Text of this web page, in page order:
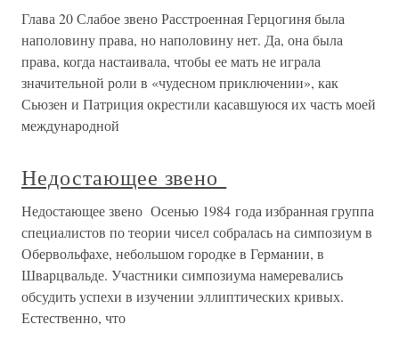
Глава 20 Слабое звено Расстроенная Герцогиня была
наполовину права, но наполовину нет. Да, она была
права, когда настаивала, чтобы ее мать не играла
значительной роли в «чудесном приключении», как
Сьюзен и Патриция окрестили касавшуюся их часть моей
международной
Недостающее звено
Недостающее звено Осенью 1984 года избранная группа
специалистов по теории чисел собралась на симпозиум в
Обервольфахе, небольшом городке в Германии, в
Шварцвальде. Участники симпозиума намеревались
обсудить успехи в изучении эллиптических кривых.
Естественно, что